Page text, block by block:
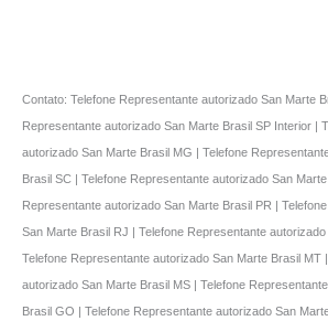
Contato: Telefone Representante autorizado San Marte
Representante autorizado San Marte Brasil SP Interior |
autorizado San Marte Brasil MG | Telefone
Brasil SC | Telefone Representante autorizado San
Representante autorizado San Marte Brasil PR |
San Marte Brasil RJ | Telefone Representante
Telefone Representante autorizado San Marte Brasil MT
autorizado San Marte Brasil MS | Telefone
Brasil GO | Telefone Representante autorizado San